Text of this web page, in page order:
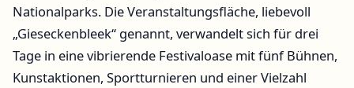
Nationalparks. Die Veranstaltungsfläche, liebevoll
„Gieseckenbleek“ genannt, verwandelt sich für drei
Tage in eine vibrierende Festivaloase mit fünf Bühnen,
Kunstaktionen, Sportturnieren und einer Vielzahl